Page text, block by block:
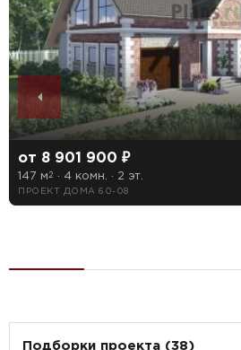
от 8 901 900 ₽
147 м2 · 4 комн. · 2 эт.
ПРОЕКТ ДОМА 60-08
Подборки проекта (38)